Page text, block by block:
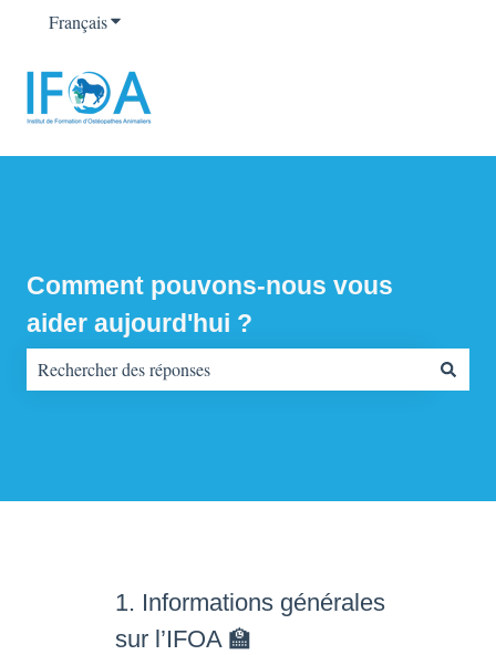
FrançaisAfficher le sous-menu pour les traductions
Comment pouvons-nous vous
aider aujourd'hui ?
1. Informations générales
sur l’IFOA 🏫